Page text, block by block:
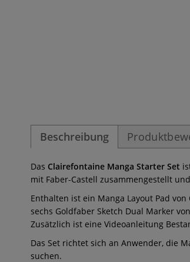
Beschreibung
Das Clairefontaine Manga Starter Set
mit Faber-Castell zusammengestellt
Enthalten ist ein Manga Layout Pad
sechs Goldfaber Sketch Dual Marker
Zusätzlich ist eine Videoanleitung
Das Set richtet sich an Anwender, die
suchen.